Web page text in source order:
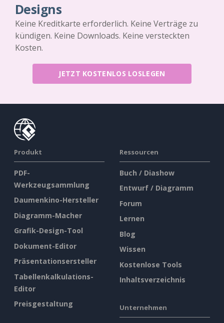
Designs
Keine Kreditkarte erforderlich. Keine Verträge zu
kündigen. Keine Downloads. Keine versteckten
Kosten.
JETZT KOSTENLOS LOSLEGEN
Produkt
PDF-
Werkzeugsammlung
Daumenkino-Hersteller
Diagramm-Macher
Grafik-Design-Tool
Dokument-Editor
Präsentationsersteller
Tabellenkalkulations-
Editor
Preisgestaltung
Ressourcen
Buch / Diashow
Entwurf / Diagramm
Forum
Lernen
Blog
Wissen
Kostenlose Tools
Inhaltsverzeichnis
Unternehmen